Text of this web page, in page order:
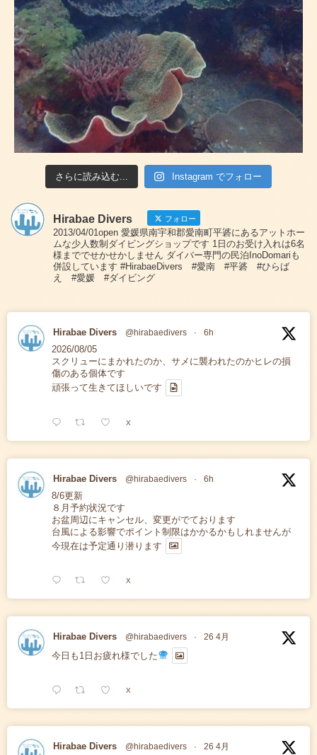
さらに読み込む... Instagram でフォロー
Hirabae Divers フォロー
2013/04/01open 愛媛県南宇和郡愛南町平碆にあるアットホー
ムな少人数制ダイビングショップです 1日のお受け入れは6名
様まででせかせかしません ダイバー専門の民泊InoDomariも
併設しています #HirabaeDivers #愛南 #平碆 #ひらば
え #愛媛 #ダイビング
Hirabae Divers @hirabaedivers · 6h
2026/08/05
スクリューにまかれたのか、サメに襲われたのかヒレの損
傷のある個体です
頑張って生きてほしいです
X
Hirabae Divers @hirabaedivers · 6h
8/6更新
８月予約状況です
お盆周辺にキャンセル、変更がでております
台風による影響でポイント制限はかかるかもしれませんが
今現在は予定通り潜ります
X
Hirabae Divers @hirabaedivers · 26 4月
今日も1日お疲れ様でした
X
Hirabae Divers @hirabaedivers · 26 4月